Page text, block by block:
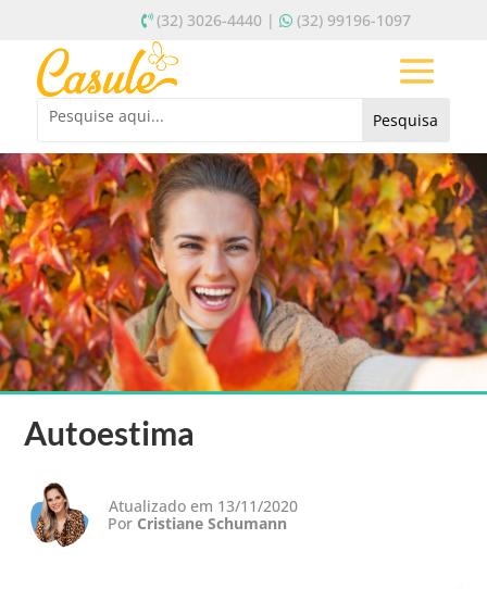
(32) 3026-4440 | (32) 99196-1097
Autoestima
Atualizado em 13/11/2020
Por Cristiane Schumann